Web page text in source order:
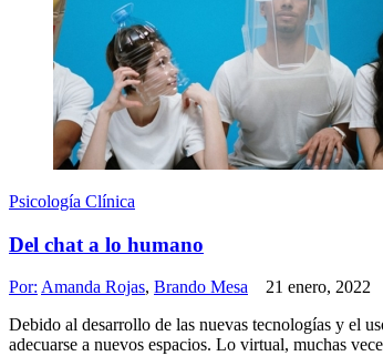
Psicología Clínica
Del chat a lo humano
Por: Amanda Rojas, Brando Mesa 21 enero, 2022
Debido al desarrollo de las nuevas tecnologías y el
adecuarse a nuevos espacios. Lo virtual, muchas